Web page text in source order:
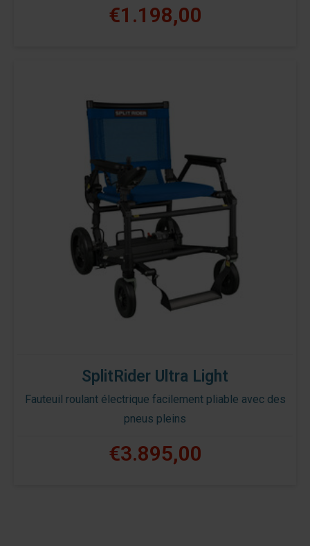
€1.198,00
SplitRider Ultra Light
Fauteuil roulant électrique facilement pliable avec des
pneus pleins
€3.895,00